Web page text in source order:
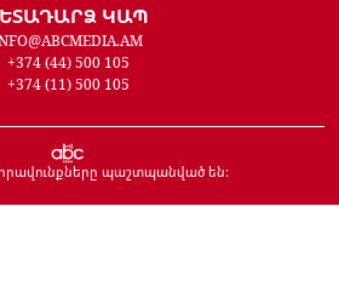
ԿԱՊ
+374 (44) 500 105
+374 (11) 500 105
իրավունքները պաշտպանված են: